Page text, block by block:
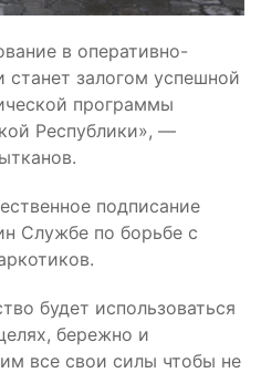
в оперативно-
станет залогом успешной
программы
Республики», —
подписание
Службе по борьбе с
будет использоваться
бережно и
все свои силы чтобы не